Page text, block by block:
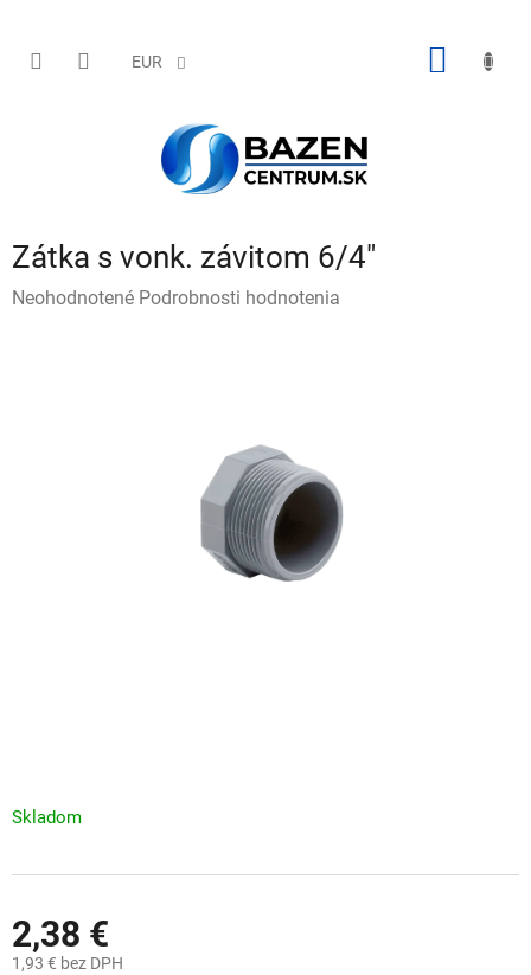
obsah
EUR
Zátka s vonk. závitom 6/4"
Priemerné
Neohodnotené Podrobnosti hodnotenia
2,38 €
1,93 € bez DPH
Skladom